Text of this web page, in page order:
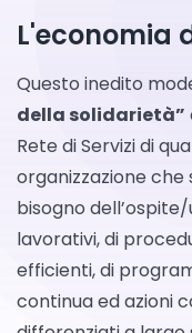
L'economia
Questo inedito
della solidarietà”
Rete di Servizi di
organizzazione che
bisogno
lavorativi, di
efficienti, di
continua ed azioni